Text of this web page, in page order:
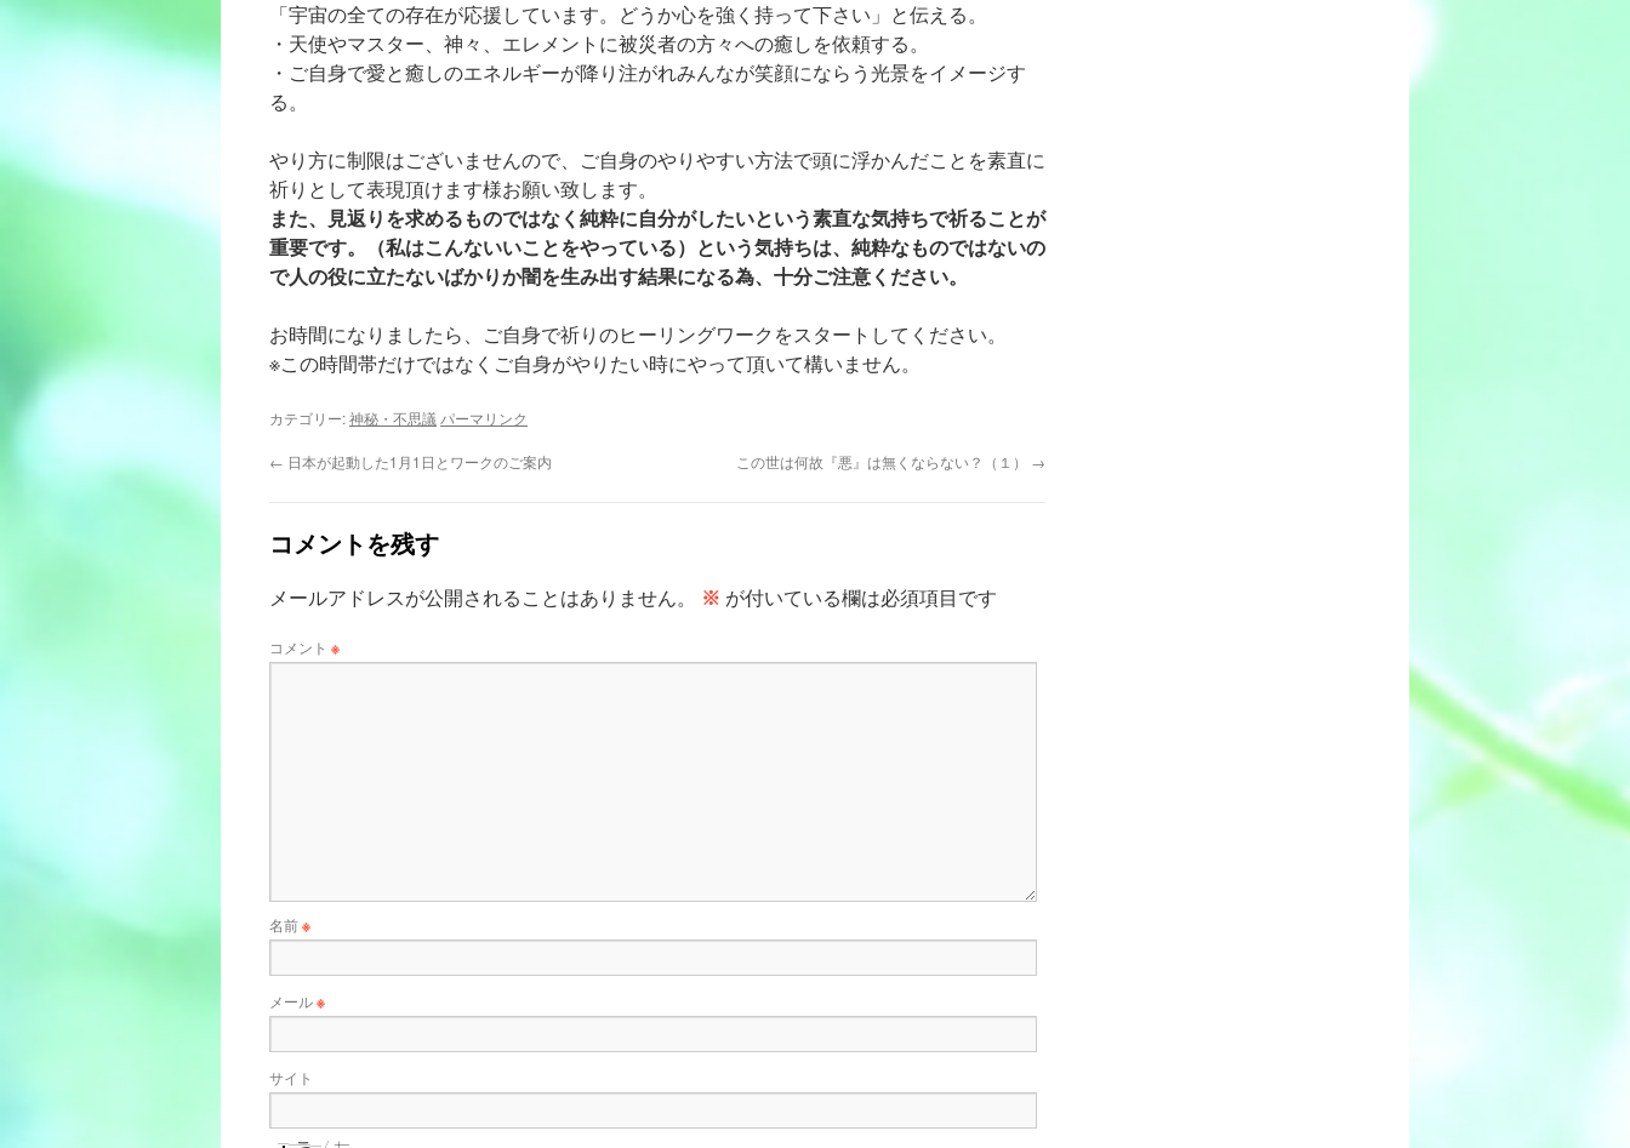
「宇宙の全ての存在が応援しています。どうか心を強く持って下さい」と伝える。
・天使やマスター、神々、エレメントに被災者の方々への癒しを依頼する。
・ご自身で愛と癒しのエネルギーが降り注がれみんなが笑顔にならう光景をイメージす
る。
やり方に制限はございませんので、ご自身のやりやすい方法で頭に浮かんだことを素直に
祈りとして表現頂けます様お願い致します。
また、見返りを求めるものではなく純粋に自分がしたいという素直な気持ちで祈ることが
重要です。（私はこんないいことをやっている）という気持ちは、純粋なものではないの
で人の役に立たないばかりか闇を生み出す結果になる為、十分ご注意ください。
お時間になりましたら、ご自身で祈りのヒーリングワークをスタートしてください。
※この時間帯だけではなくご自身がやりたい時にやって頂いて構いません。
カテゴリー:神秘・不思議 パーマリンク
← 日本が起動した1月1日とワークのご案内 この世は何故『悪』は無くならない？（１） →
コメントを残す
メールアドレスが公開されることはありません。 ※ が付いている欄は必須項目です
コメント ※
名前※
メール※
サイト